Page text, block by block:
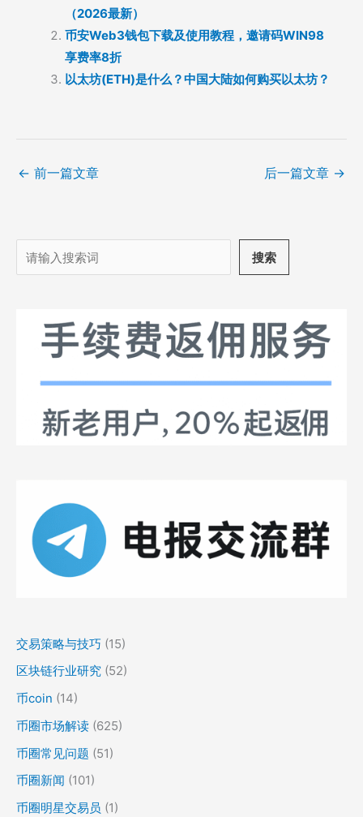
（2026最新）
币安Web3钱包下载及使用教程，邀请码WIN98
享费率8折
以太坊(ETH)是什么？中国大陆如何购买以太坊？
← 前一篇文章 后一篇文章 →
搜
索
搜索
交易策略与技巧 (15)
区块链行业研究 (52)
币coin (14)
币圈市场解读 (625)
币圈常见问题 (51)
币圈新闻 (101)
币圈明星交易员 (1)